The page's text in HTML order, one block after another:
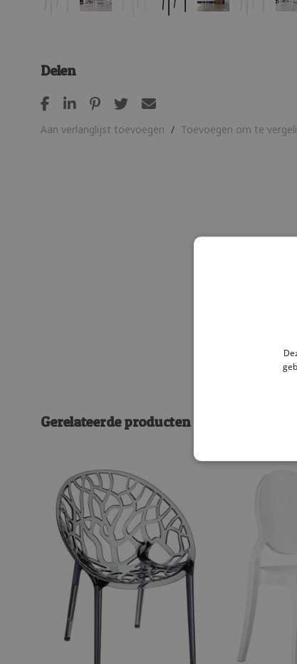
Delen
Aan verlanglijst toevoegen / Toevoegen om te
Gerelateerde producten